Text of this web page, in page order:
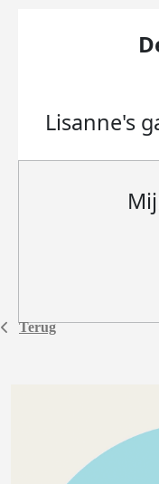
Terug
Lisanne's